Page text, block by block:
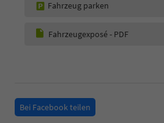
Fahrzeug parken
Fahrzeugexposé - PDF
Bei Facebook teilen